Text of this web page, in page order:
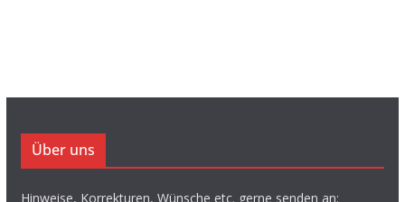
Über uns
Hinweise, Korrekturen, Wünsche etc. gerne senden an: